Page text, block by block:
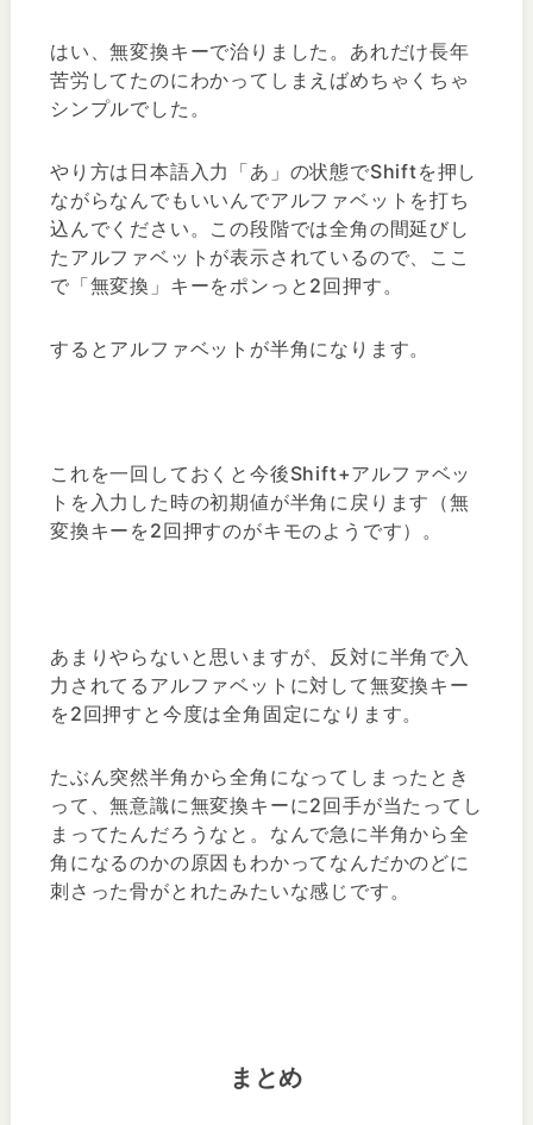
はい、無変換キーで治りました。あれだけ長年
苦労してたのにわかってしまえばめちゃくちゃ
シンプルでした。
やり方は日本語入力「あ」の状態でShiftを押し
ながらなんでもいいんでアルファベットを打ち
込んでください。この段階では全角の間延びし
たアルファベットが表示されているので、ここ
で「無変換」キーをポンっと2回押す。
するとアルファベットが半角になります。
これを一回しておくと今後Shift+アルファベッ
トを入力した時の初期値が半角に戻ります（無
変換キーを2回押すのがキモのようです）。
あまりやらないと思いますが、反対に半角で入
力されてるアルファベットに対して無変換キー
を2回押すと今度は全角固定になります。
たぶん突然半角から全角になってしまったとき
って、無意識に無変換キーに2回手が当たってし
まってたんだろうなと。なんで急に半角から全
角になるのかの原因もわかってなんだかのどに
刺さった骨がとれたみたいな感じです。
まとめ